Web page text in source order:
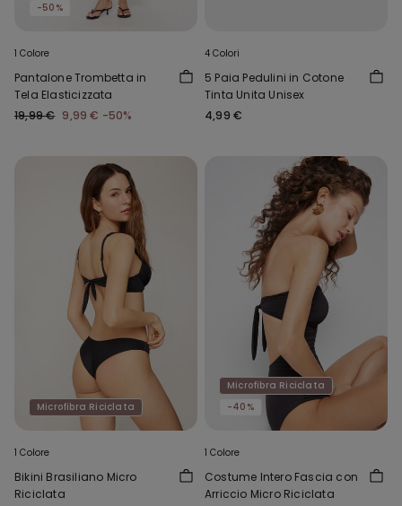
-50%
1 Colore
Pantalone Trombetta in
Tela Elasticizzata
19,99 € 9,99 € -50%
4 Colori
5 Paia Pedulini in Cotone
Tinta Unita Unisex
4,99 €
Microfibra Riciclata
1 Colore
Bikini Brasiliano Micro
Riciclata
Microfibra Riciclata
-40%
1 Colore
Costume Intero Fascia con
Arriccio Micro Riciclata